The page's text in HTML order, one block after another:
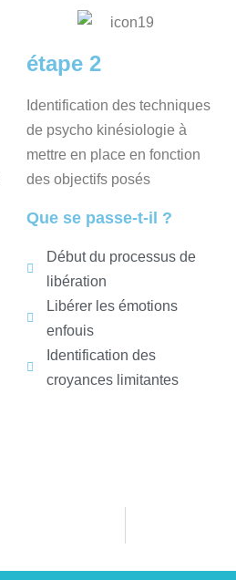
étape 2
Identification des techniques
de psycho kinésiologie à
mettre en place en fonction
des objectifs posés
Que se passe-t-il ?
Début du processus de
libération
Libérer les émotions
enfouis
Identification des
croyances limitantes